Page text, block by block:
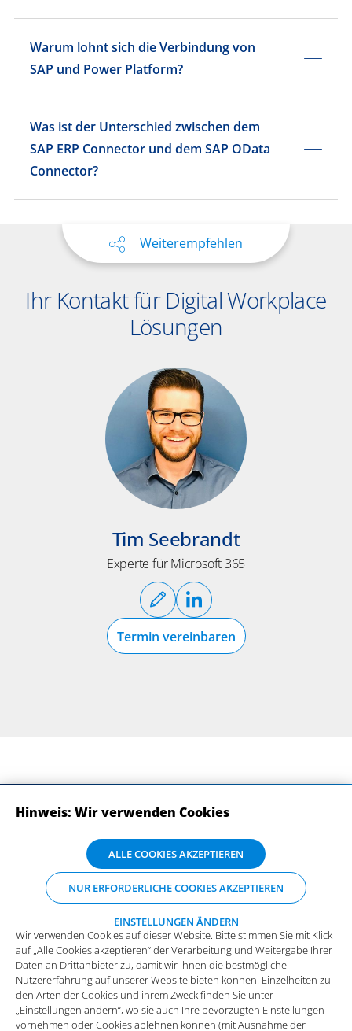
Warum lohnt sich die Verbindung von
SAP und Power Platform?
Was ist der Unterschied zwischen dem
SAP ERP Connector und dem SAP OData
Connector?
Weiterempfehlen
Ihr Kontakt für Digital Workplace
Lösungen
Tim Seebrandt
Experte für Microsoft 365
Termin vereinbaren
Impressum Datenschutz
Allgemeine Einkaufsbedingungen
Wir verwenden Cookies auf dieser Website. Bitte stimmen Sie mit Klick
auf „Alle Cookies akzeptieren“ der Verarbeitung und Weitergabe Ihrer
Daten an Drittanbieter zu, damit wir Ihnen die bestmögliche
Nutzererfahrung auf unserer Website bieten können. Einzelheiten zu
den Arten der Cookies und ihrem Zweck finden Sie unter
„Einstellungen ändern“, wo sie auch Ihre bevorzugten Einstellungen
vornehmen oder Cookies ablehnen können (mit Ausnahme der
Hinweis: Wir verwenden Cookies
ALLE COOKIES AKZEPTIEREN
NUR ERFORDERLICHE COOKIES AKZEPTIEREN
EINSTELLUNGEN ÄNDERN
Wir verwenden Cookies auf dieser Website. Bitte stimmen Sie mit Klick
auf „Alle Cookies akzeptieren“ der Verarbeitung und Weitergabe Ihrer
Daten an Drittanbieter zu, damit wir Ihnen die bestmögliche
Nutzererfahrung auf unserer Website bieten können. Einzelheiten zu
den Arten der Cookies und ihrem Zweck finden Sie unter
„Einstellungen ändern“, wo sie auch Ihre bevorzugten Einstellungen
vornehmen oder Cookies ablehnen können (mit Ausnahme der
benötigten Cookies).
Mehr Infos und die Möglichkeit zum
Widerspruch.
Funktionale Cookies
Diese Cookies sind essenziell wichtig für die einwandfreie
Funktion der Website.